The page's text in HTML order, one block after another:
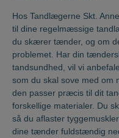
Hos Tandlægerne Skt.
til dine regelmæssige
du skærer tænder, og om
problemet. Har din
tandsundhed, vil vi
som du skal sove med om
den passer præcis til dit
forskellige materialer. Du
så du aflaster
dine tænder fuldstændig